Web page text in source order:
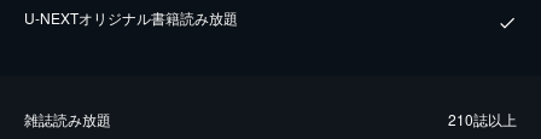
U-NEXTオリジナル書籍読み放題
雑誌読み放題 210誌以上